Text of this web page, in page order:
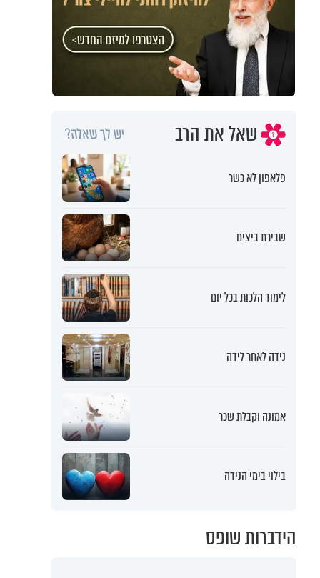
שאל את הרב יש לך שאלה?
פלאפון לא כשר
שבירת ביצים
לימוד הלכות בכל יום
נידה לאחר לידה
אמונה וקבלת שכר
בילוי בימי הנידה
הידברות שופס